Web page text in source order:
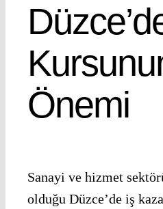
Önemi
Sanayi ve hizmet
olduğu Düzce’de iş